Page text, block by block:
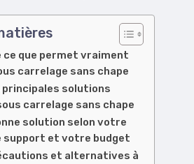
ce que permet vraiment
carrelage sans chape
principales solutions
carrelage sans chape
solution selon votre
support et votre budget
et alternatives à